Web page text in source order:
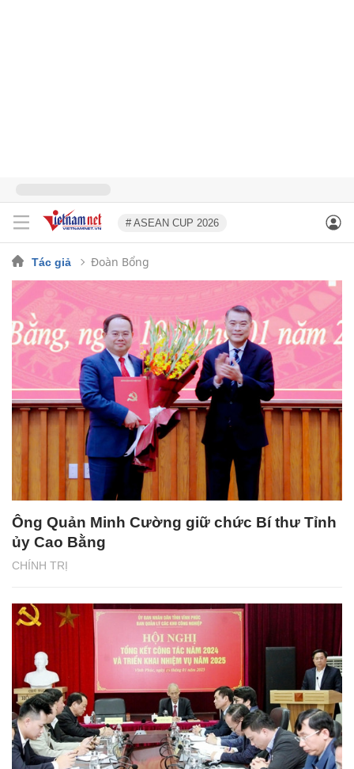
# ASEAN CUP 2026
Tác giả Đoàn Bổng
CHÍNH TRỊ
Ông Quản Minh Cường giữ chức Bí thư Tỉnh
ủy Cao Bằng